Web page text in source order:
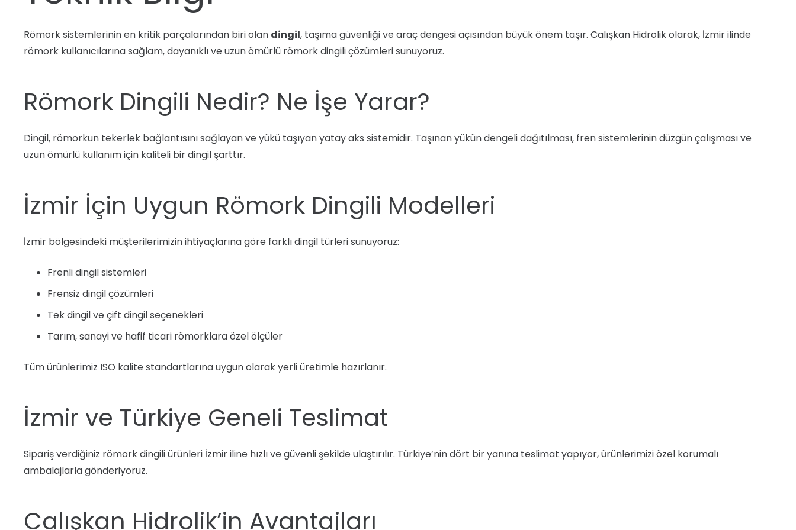
Römork sistemlerinin en kritik parçalarından biri olan dingil, taşıma güvenliği ve araç dengesi açısından büyük önem taşır. Calışkan Hidrolik olarak, İzmir ilinde
römork kullanıcılarına sağlam, dayanıklı ve uzun ömürlü römork dingili çözümleri sunuyoruz.
Römork Dingili Nedir? Ne İşe Yarar?
Dingil, römorkun tekerlek bağlantısını sağlayan ve yükü taşıyan yatay aks sistemidir. Taşınan yükün dengeli dağıtılması, fren sistemlerinin düzgün çalışması ve
uzun ömürlü kullanım için kaliteli bir dingil şarttır.
İzmir İçin Uygun Römork Dingili Modelleri
İzmir bölgesindeki müşterilerimizin ihtiyaçlarına göre farklı dingil türleri sunuyoruz:
Frenli dingil sistemleri
Frensiz dingil çözümleri
Tek dingil ve çift dingil seçenekleri
Tarım, sanayi ve hafif ticari römorklara özel ölçüler
Tüm ürünlerimiz ISO kalite standartlarına uygun olarak yerli üretimle hazırlanır.
İzmir ve Türkiye Geneli Teslimat
Sipariş verdiğiniz römork dingili ürünleri İzmir iline hızlı ve güvenli şekilde ulaştırılır. Türkiye’nin dört bir yanına teslimat yapıyor, ürünlerimizi özel korumalı
ambalajlarla gönderiyoruz.
Calışkan Hidrolik’in Avantajları